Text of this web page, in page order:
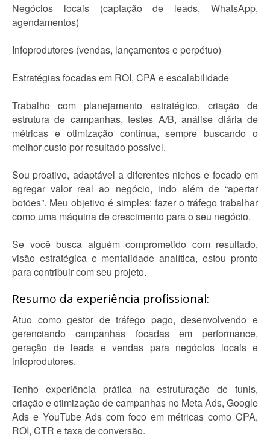
Negócios locais (captação de leads, WhatsApp,
agendamentos)
Infoprodutores (vendas, lançamentos e perpétuo)
Estratégias focadas em ROI, CPA e escalabilidade
Trabalho com planejamento estratégico, criação de
estrutura de campanhas, testes A/B, análise diária de
métricas e otimização contínua, sempre buscando o
melhor custo por resultado possível.
Sou proativo, adaptável a diferentes nichos e focado em
agregar valor real ao negócio, indo além de “apertar
botões”. Meu objetivo é simples: fazer o tráfego trabalhar
como uma máquina de crescimento para o seu negócio.
Se você busca alguém comprometido com resultado,
visão estratégica e mentalidade analítica, estou pronto
para contribuir com seu projeto.
Resumo da experiência profissional:
Atuo como gestor de tráfego pago, desenvolvendo e
gerenciando campanhas focadas em performance,
geração de leads e vendas para negócios locais e
infoprodutores.
Tenho experiência prática na estruturação de funis,
criação e otimização de campanhas no Meta Ads, Google
Ads e YouTube Ads com foco em métricas como CPA,
ROI, CTR e taxa de conversão.